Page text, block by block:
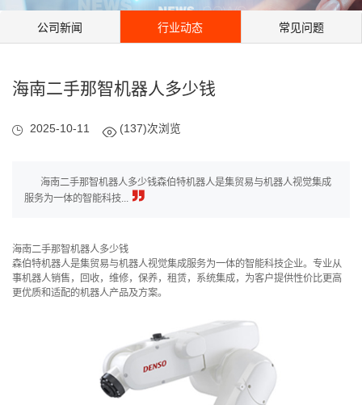
公司新闻 行业动态 常见问题
海南二手那智机器人多少钱
2025-10-11 (137)次浏览
海南二手那智机器人多少钱森伯特机器人是集贸易与机器人视觉集成
服务为一体的智能科技...
海南二手那智机器人多少钱
森伯特机器人是集贸易与机器人视觉集成服务为一体的智能科技企业。专业从
事机器人销售，回收，维修，保养，租赁，系统集成，为客户提供性价比更高
更优质和适配的机器人产品及方案。